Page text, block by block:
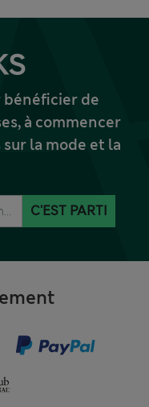
bénéficier de
à commencer
la mode et la
C'EST PARTI